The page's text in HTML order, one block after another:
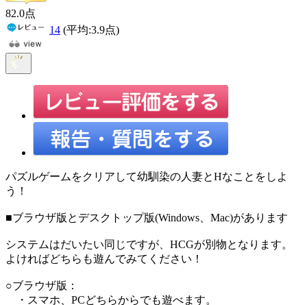
82.0点
14 (平均:3.9点)
パズルゲームをクリアして幼馴染の人妻とHなことをしよ
う！
■ブラウザ版とデスクトップ版(Windows、Mac)があります
システムはだいたい同じですが、HCGが別物となります。
よければどちらも遊んでみてください！
○ブラウザ版：
・スマホ、PCどちらからでも遊べます。